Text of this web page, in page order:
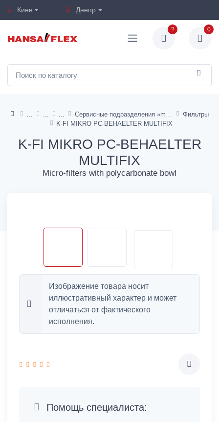
Киев Днепр
? 0
Фильтры
K-FI MIKRO PC-BEHAELTER MULTIFIX
K-FI MIKRO PC-BEHAELTER
MULTIFIX
Micro-filters with polycarbonate bowl
Изображение товара носит
иллюстративный характер и может
отличаться от фактического
исполнения.
Помощь специалиста: